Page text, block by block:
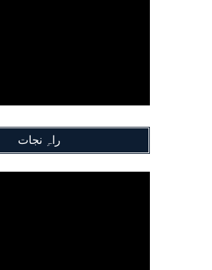
راہِ نجات